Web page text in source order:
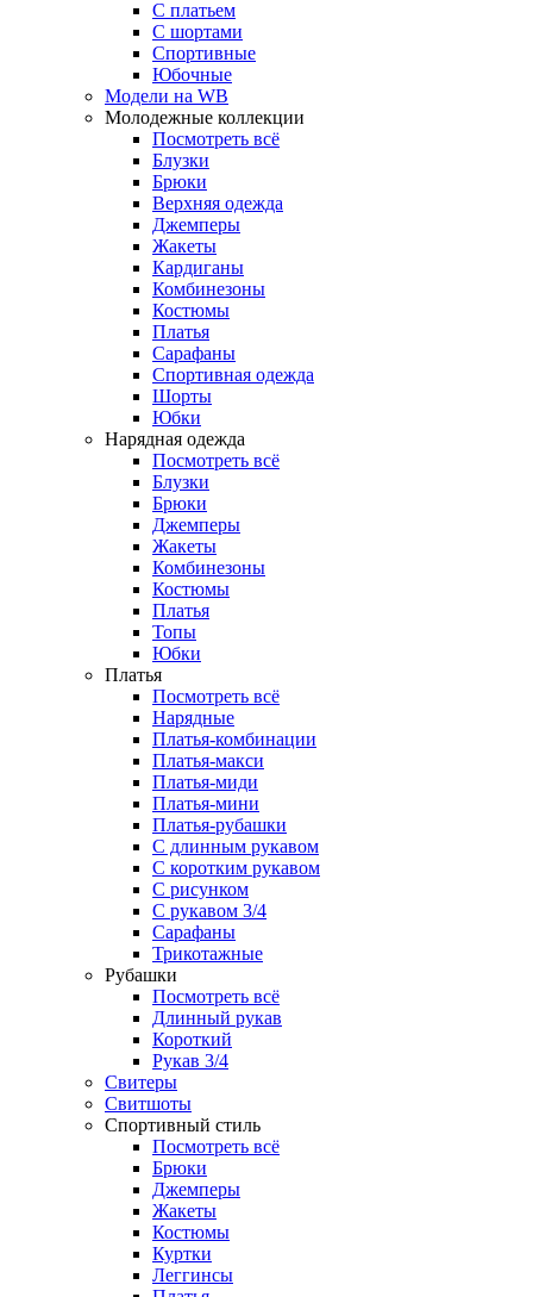
С платьем
С шортами
Спортивные
Юбочные
Модели на WB
Молодежные коллекции
Посмотреть всё
Блузки
Брюки
Верхняя одежда
Джемперы
Жакеты
Кардиганы
Комбинезоны
Костюмы
Платья
Сарафаны
Спортивная одежда
Шорты
Юбки
Нарядная одежда
Посмотреть всё
Блузки
Брюки
Джемперы
Жакеты
Комбинезоны
Костюмы
Платья
Топы
Юбки
Платья
Посмотреть всё
Нарядные
Платья-комбинации
Платья-макси
Платья-миди
Платья-мини
Платья-рубашки
С длинным рукавом
С коротким рукавом
С рисунком
С рукавом 3/4
Сарафаны
Трикотажные
Рубашки
Посмотреть всё
Длинный рукав
Короткий
Рукав 3/4
Свитеры
Свитшоты
Спортивный стиль
Посмотреть всё
Брюки
Джемперы
Жакеты
Костюмы
Куртки
Леггинсы